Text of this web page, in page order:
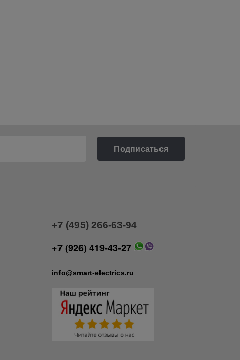
+7 (495) 266-63-94
+7 (926) 419-43-27
info@smart-electrics.ru